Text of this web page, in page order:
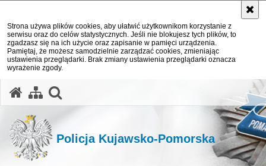
Strona używa plików cookies, aby ułatwić użytkownikom korzystanie z
serwisu oraz do celów statystycznych. Jeśli nie blokujesz tych plików, to
zgadzasz się na ich użycie oraz zapisanie w pamięci urządzenia.
Pamiętaj, że możesz samodzielnie zarządzać cookies, zmieniając
ustawienia przeglądarki. Brak zmiany ustawienia przeglądarki oznacza
wyrażenie zgody.
Policja Kujawsko-Pomorska